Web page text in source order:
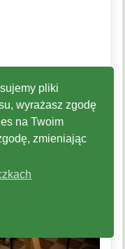
pliki
wyrażasz zgodę
na Twoim
zmieniając